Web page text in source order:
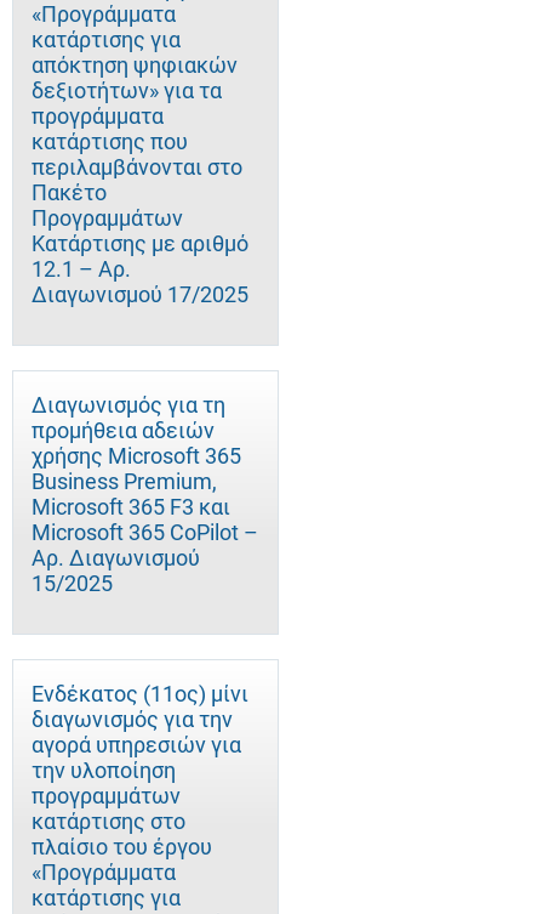
«Προγράμματα
κατάρτισης για
απόκτηση ψηφιακών
δεξιοτήτων» για τα
προγράμματα
κατάρτισης που
περιλαμβάνονται στο
Πακέτο
Προγραμμάτων
Κατάρτισης με αριθμό
12.1 – Αρ.
Διαγωνισμού 17/2025
Διαγωνισμός για τη
προμήθεια αδειών
χρήσης Microsoft 365
Business Premium,
Microsoft 365 F3 και
Microsoft 365 CoPilot –
Αρ. Διαγωνισμού
15/2025
Ενδέκατος (11ος) μίνι
διαγωνισμός για την
αγορά υπηρεσιών για
την υλοποίηση
προγραμμάτων
κατάρτισης στο
πλαίσιο του έργου
«Προγράμματα
κατάρτισης για